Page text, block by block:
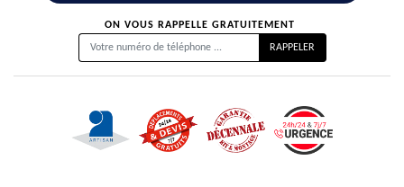
ON VOUS RAPPELLE GRATUITEMENT